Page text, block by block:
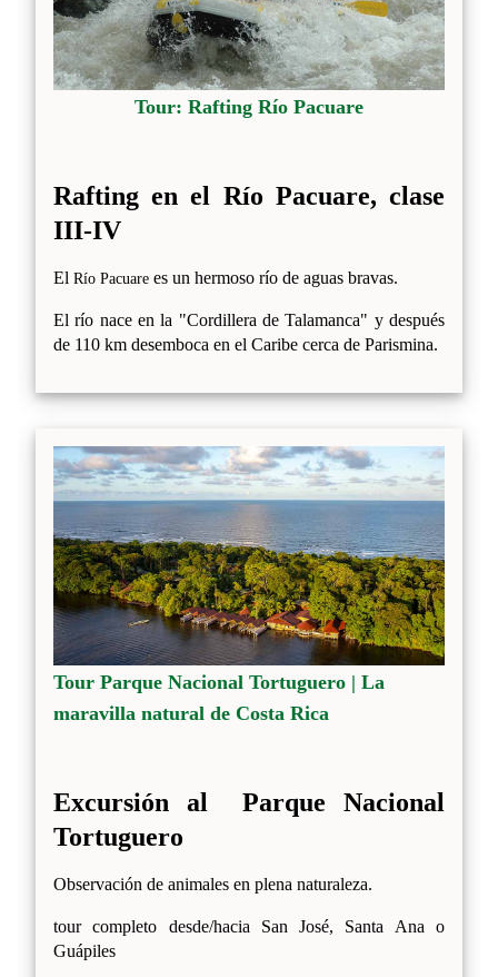
Tour: Rafting Río Pacuare
Rafting en el Río Pacuare, clase
III-IV
El Río Pacuare es un hermoso río de aguas bravas.
El río nace en la "Cordillera de Talamanca" y después
de 110 km desemboca en el Caribe cerca de Parismina.
Tour Parque Nacional Tortuguero | La
maravilla natural de Costa Rica
Excursión al Parque Nacional
Tortuguero
Observación de animales en plena naturaleza.
tour completo desde/hacia San José, Santa Ana o
Guápiles